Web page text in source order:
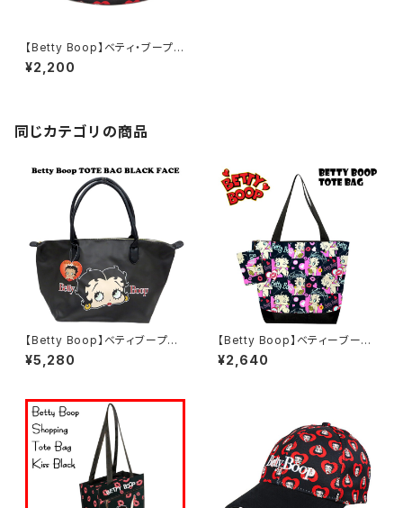
【Betty Boop】ベティ・ブープ
ハット（レッドハート/HT-HZ40
1-RD）
¥2,200
同じカテゴリの商品
【Betty Boop】ベティブープト
ートバッグ（BLACKFACE/Z50
3MIXFACE）
¥5,280
【Betty Boop】ベティーブー
プ トートバッグ（BLACKPINK/
BN317A-CT1）
¥2,640